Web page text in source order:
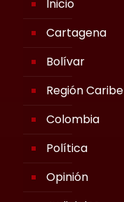
Inicio
Cartagena
Bolívar
Región Caribe
Colombia
Política
Opinión